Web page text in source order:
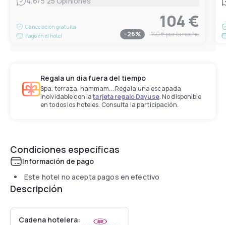
Cancelación gratuita
Pago en el hotel
104 €
-26% 140 €por la noche
Regala un día fuera del tiempo
Spa, terraza, hammam... Regala una escapada
inolvidable con latarjeta regalo Dayuse. No disponible
en todos los hoteles. Consulta la participación.
Condiciones específicas
Información de pago
Este hotel no acepta pagos en efectivo
Descripción
Cadena hotelera: